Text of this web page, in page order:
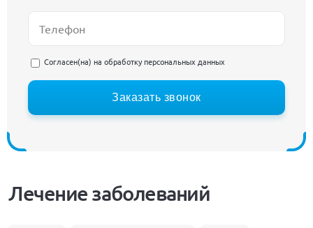
Согласен(на) на обработку персональных данных
Заказать звонок
Лечение заболеваний